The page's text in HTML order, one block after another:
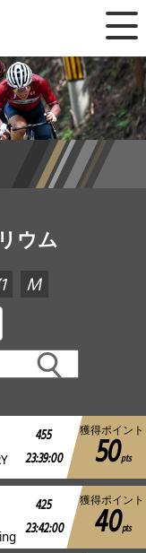
×
とは
ウム
M
455
23:39:00
獲得ポイント
50pts
425
23:42:00
獲得ポイント
40pts